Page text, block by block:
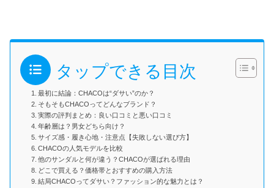
タップできる目次
最初に結論：CHACOは“ダサい”のか？
そもそもCHACOってどんなブランド？
実際の評判まとめ：良い口コミと悪い口コミ
年齢層は？男女どちら向け？
サイズ感・履き心地・注意点【失敗しない選び方】
CHACOの人気モデルを比較
他のサンダルと何が違う？CHACOが選ばれる理由
どこで買える？価格帯とおすすめの購入方法
結局CHACOってダサい？ファッション的な魅力とは？